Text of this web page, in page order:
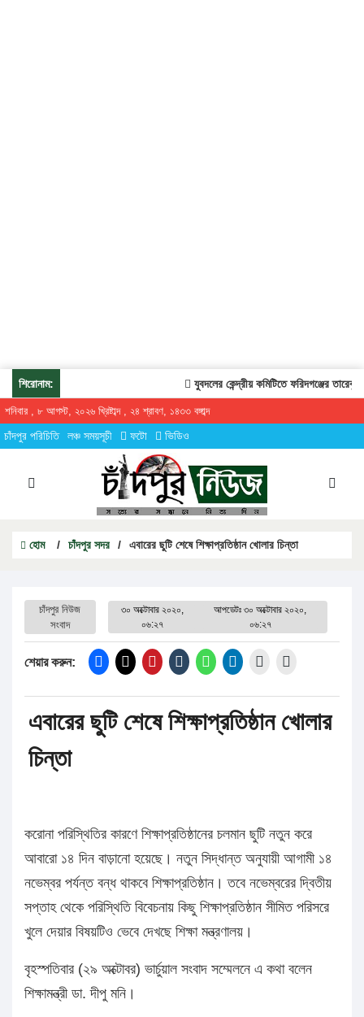
শিরোনাম: যুবদলের কেন্দ্রীয় কমিটিতে ফরিদগঞ্জের তারেকুর
শনিবার , ৮ আগস্ট, ২০২৬ খ্রিষ্টাব্দ , ২৪ শ্রাবণ, ১৪৩৩ বঙ্গাব্দ
চাঁদপুর পরিচিতি লঞ্চ সময়সূচী ফটো ভিডিও
হোম / চাঁদপুর সদর / এবারের ছুটি শেষে শিক্ষাপ্রতিষ্ঠান খোলার চিন্তা
চাঁদপুর নিউজ
সংবাদ
৩০ অক্টোবার ২০২০,
০৬:২৭
আপডেটঃ৩০ অক্টোবার ২০২০,
০৬:২৭
শেয়ার করুন:
এবারের ছুটি শেষে শিক্ষাপ্রতিষ্ঠান খোলার
চিন্তা
করোনা পরিস্থিতির কারণে শিক্ষাপ্রতিষ্ঠানের চলমান ছুটি নতুন করে
আবারো ১৪ দিন বাড়ানো হয়েছে। নতুন সিদ্ধান্ত অনুযায়ী আগামী ১৪
নভেম্বর পর্যন্ত বন্ধ থাকবে শিক্ষাপ্রতিষ্ঠান। তবে নভেম্বরের দ্বিতীয়
সপ্তাহ থেকে পরিস্থিতি বিবেচনায় কিছু শিক্ষাপ্রতিষ্ঠান সীমিত পরিসরে
খুলে দেয়ার বিষয়টিও ভেবে দেখছে শিক্ষা মন্ত্রণালয়।
বৃহস্পতিবার (২৯ অক্টোবর) ভার্চুয়াল সংবাদ সম্মেলনে এ কথা বলেন
শিক্ষামন্ত্রী ডা. দীপু মনি।